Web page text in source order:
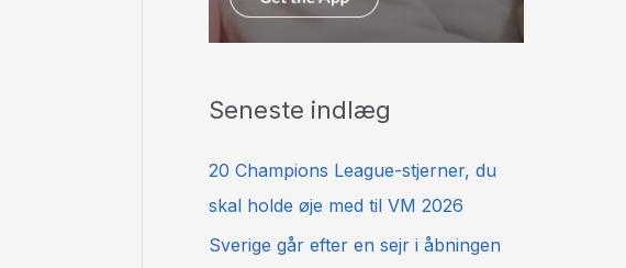
Seneste indlæg
20 Champions League-stjerner, du
skal holde øje med til VM 2026
Sverige går efter en sejr i åbningen